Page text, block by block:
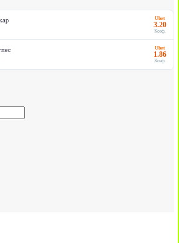
Ubet
3.20
Коэф.
Ubet
1.86
Коэф.